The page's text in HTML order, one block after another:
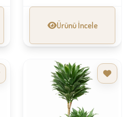
Ürünü İncele